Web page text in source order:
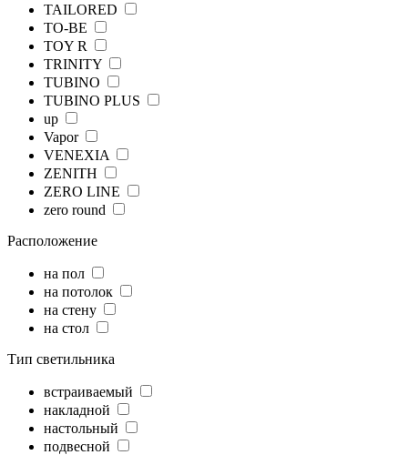
TAILORED
TO-BE
TOY R
TRINITY
TUBINO
TUBINO PLUS
up
Vapor
VENEXIA
ZENITH
ZERO LINE
zero round
Расположение
на пол
на потолок
на стену
на стол
Тип светильника
встраиваемый
накладной
настольный
подвесной